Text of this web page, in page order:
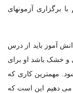
برگزاری آزمونهای
آموز باید از درس
و خشک باشد او برای
مهمترین کاری که
می دهیم این است که